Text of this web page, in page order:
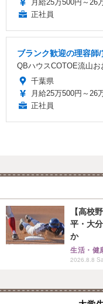
月給25万500円～26
正社員
ブランク歓迎の理容師
QBハウスCOTOE流山お
千葉県
月給25万500円～26
正社員
【高校
平・大
か
生活・健
2026.8.8